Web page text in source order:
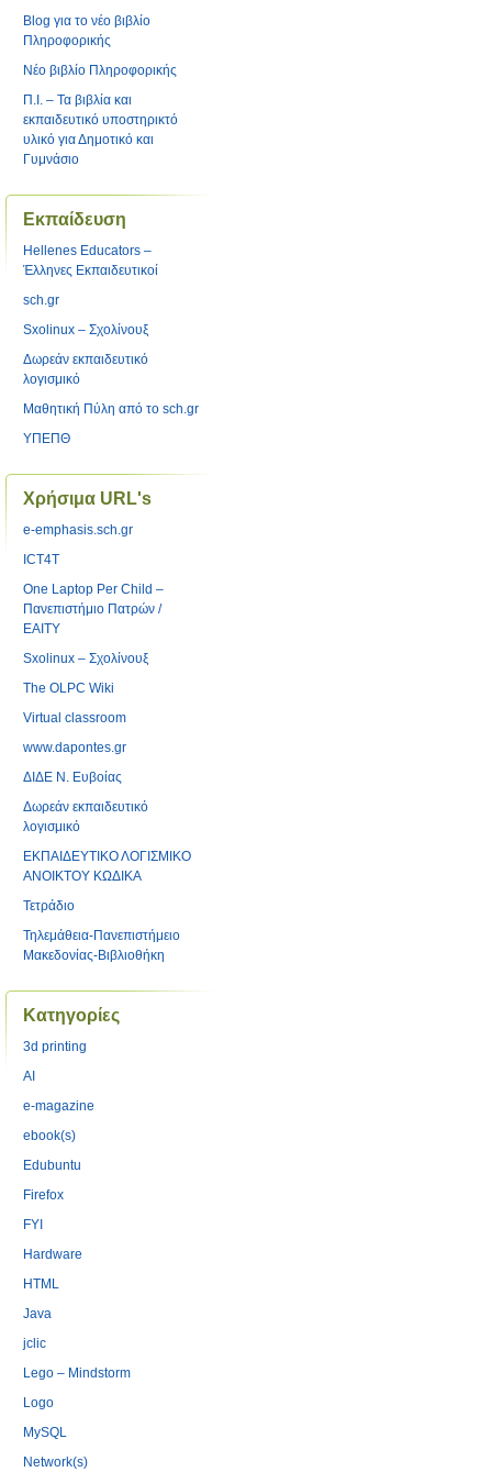
Blog για το νέο βιβλίο
Πληροφορικής
Νέο βιβλίο Πληροφορικής
Π.Ι. – Τα βιβλία και
εκπαιδευτικό υποστηρικτό
υλικό για Δημοτικό και
Γυμνάσιο
Εκπαίδευση
Hellenes Educators –
Έλληνες Eκπαιδευτικοί
sch.gr
Sxolinux – Σχολίνουξ
Δωρεάν εκπαιδευτικό
λογισμικό
Μαθητική Πύλη από το sch.gr
ΥΠΕΠΘ
Χρήσιμα URL's
e-emphasis.sch.gr
ICT4T
One Laptop Per Child –
Πανεπιστήμιο Πατρών /
ΕΑΙΤΥ
Sxolinux – Σχολίνουξ
The OLPC Wiki
Virtual classroom
www.dapontes.gr
ΔΙΔΕ Ν. Ευβοίας
Δωρεάν εκπαιδευτικό
λογισμικό
ΕΚΠΑΙΔΕΥΤΙΚΟ ΛΟΓΙΣΜΙΚΟ
ΑΝΟΙΚΤΟΥ ΚΩΔΙΚΑ
Τετράδιο
Τηλεμάθεια-Πανεπιστήμειο
Μακεδονίας-Βιβλιοθήκη
Kατηγορίες
3d printing
AI
e-magazine
ebook(s)
Edubuntu
Firefox
FYI
Hardware
HTML
Java
jclic
Lego – Mindstorm
Logo
MySQL
Network(s)